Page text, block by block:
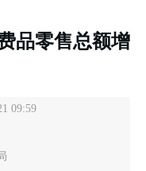
品零售总额增
09:59